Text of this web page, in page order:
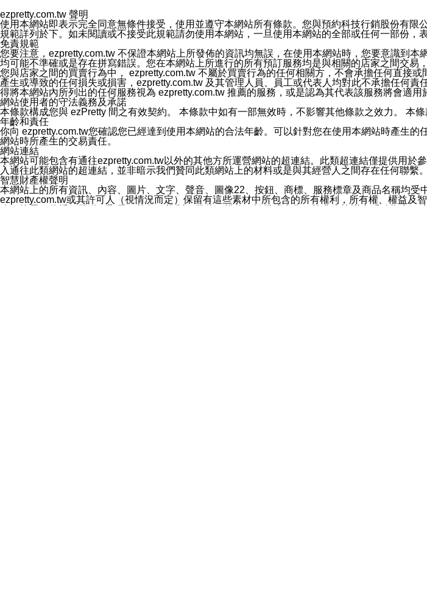
您同意本公司網站，透過您所提供的郵件地址與您取得聯絡並傳送或宣傳本網站各項服務之資
停止接收這些資料或電子郵件。
十五、訊息通知
本公司/本服務將以通知型訊息傳送重要訊息給您。即使未加入本公司/本服務好友，您仍可接收
本公司/本服務傳送之通知型訊息以對您有效且重要的訊息為限，以廣告或其他目的的訊息皆不
1.LINE 帳號設定的電話號碼與本公司/本服務所傳來的電話號碼比對相符。
2.該 LINE 帳號已在 LINE APP 設定中，同意接收通知型訊息。
3.LINE 帳號未封鎖傳送訊息之 LINE 官方帳號。
欲變更通知型訊息的設定，操作如下：
1.點選「主頁」＞「設定」
2.點選「隱私設定」
3.點選「提供使用資料」
4.點選「LINE通知型訊息」
5.開關「接收LINE通知型訊息」
❗️關閉「接收通知型訊息」後，將不會接收到來自任何企業官方帳號或認證官方帳號的通知型訊息
ezpretty.com.tw 聲明
使用本網站即表示完全同意無條件接受，使用並遵守本網站所有條款。您與預約科技行銷股份有
規範詳列於下。如未閱讀或不接受此規範請勿使用本網站，一旦使用本網站的全部或任何一部份，
免責規範
您要注意，ezpretty.com.tw 不保證本網站上所發佈的資訊均無誤，在使用本網站時，您要意識到
均可能不準確或是存在拼寫錯誤。您在本網站上所進行的所有預訂服務均是與相關的店家之間交
您與店家之間的買賣行為中， ezpretty.com.tw 不屬於買賣行為的任何相關方，不會承擔任何直接
產生或導致的任何損失或損害，ezpretty.com.tw 及其管理人員、員工或代表人均對此不承擔任何
得將本網站內所列出的任何服務視為 ezpretty.com.tw 推薦的服務，或是認為其代表該服務將會適
網站使用者的守法義務及承諾
本條款構成您與 ezPretty 間之有效契約。 本條款中如有一部無效時，不影響其他條款之效力。 本
年齡和責任
你向 ezpretty.com.tw您確認您已經達到使用本網站的合法年齡。可以針對您在使用本網站時產生
網站時所產生的交易責任。
網站連結
本網站可能包含有通往ezpretty.com.tw以外的其他方所運營網站的超連結。此類超連結僅提供用
入通往此類網站的超連結，並非暗示我們贊同此類網站上的材料或是與其經營人之間存在任何聯繫。
智慧財產權聲明
本網站上的所有資訊、內容、圖片、文字、聲音、圖像22、按鈕、商標、服務標章及商品名稱均
ezpretty.com.tw或其許可人（視情況而定）保留有這些素材中所包含的所有權利，所有權、權益